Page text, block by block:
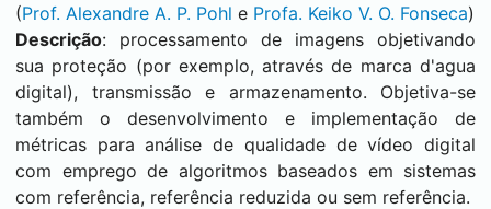
(Prof. Alexandre A. P. Pohl e Profa. Keiko V. O. Fonseca)
Descrição: processamento de imagens objetivando
sua proteção (por exemplo, através de marca d'agua
digital), transmissão e armazenamento. Objetiva-se
também o desenvolvimento e implementação de
métricas para análise de qualidade de vídeo digital
com emprego de algoritmos baseados em sistemas
com referência, referência reduzida ou sem referência.